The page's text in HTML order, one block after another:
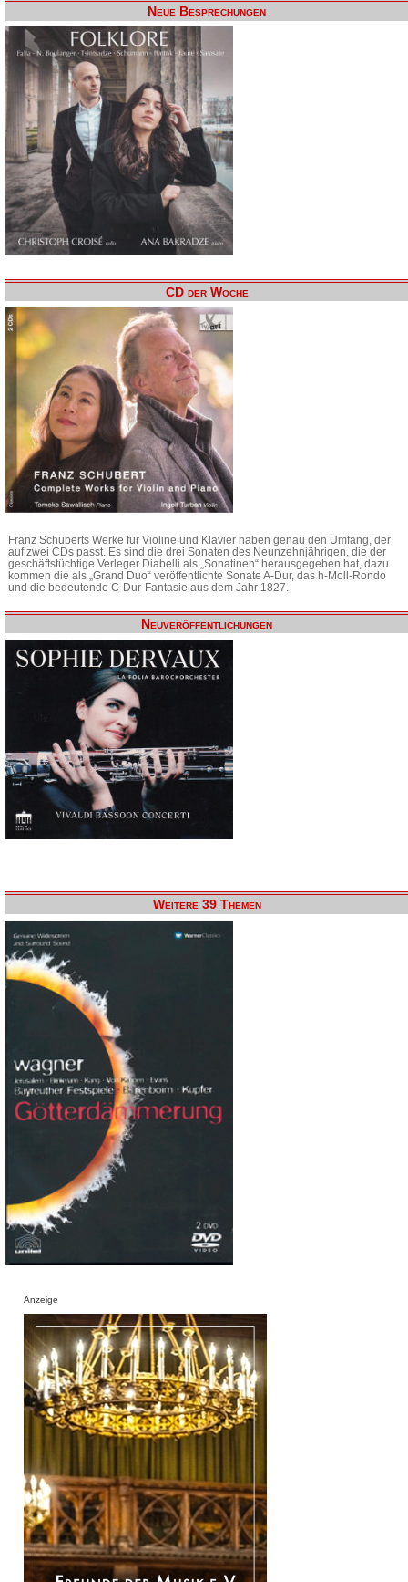
Neue Besprechungen
CD der Woche
Franz Schuberts Werke für Violine und Klavier haben genau den Umfang, der
auf zwei CDs passt. Es sind die drei Sonaten des Neunzehnjährigen, die der
geschäftstüchtige Verleger Diabelli als „Sonatinen“ herausgegeben hat, dazu
kommen die als „Grand Duo“ veröffentlichte Sonate A-Dur, das h-Moll-Rondo
und die bedeutende C-Dur-Fantasie aus dem Jahr 1827.
Neuveröffentlichungen
Weitere 39 Themen
Anzeige